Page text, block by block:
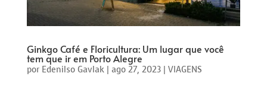
Ginkgo Café e Floricultura: Um lugar que você
tem que ir em Porto Alegre
por Edenilso Gavlak| ago 27, 2023| VIAGENS